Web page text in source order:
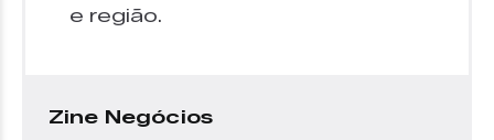
e região.
Zine Negócios